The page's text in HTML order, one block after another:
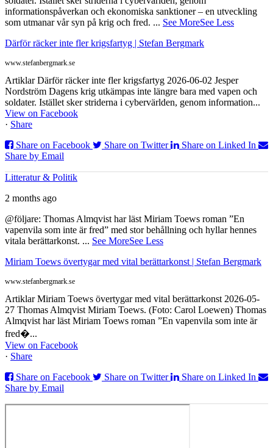
informationspåverkan och ekonomiska sanktioner – en utveckling
som utmanar vår syn på krig och fred. ... See MoreSee Less
Därför räcker inte fler krigsfartyg | Stefan Bergmark
www.stefanbergmark.se
Artiklar Därför räcker inte fler krigsfartyg 2026-06-02 Jesper
Nordström Dagens krig utkämpas inte längre bara med vapen och
soldater. Istället sker striderna i cybervärlden, genom information...
View on Facebook
· Share
Share on Facebook
Share on Twitter
Share on Linked In
Share by Email
Litteratur & Politik
2 months ago
@följare: Thomas Almqvist har läst Miriam Toews roman ”En
vapenvila som inte är fred” med stor behållning och hyllar hennes
vitala berättarkonst. ... See MoreSee Less
Miriam Toews övertygar med vital berättarkonst | Stefan Bergmark
www.stefanbergmark.se
Artiklar Miriam Toews övertygar med vital berättarkonst 2026-05-
27 Thomas Almqvist Miriam Toews. (Foto: Carol Loewen) Thomas
Almqvist har läst Miriam Toews roman ”En vapenvila som inte är
fred�...
View on Facebook
· Share
Share on Facebook
Share on Twitter
Share on Linked In
Share by Email